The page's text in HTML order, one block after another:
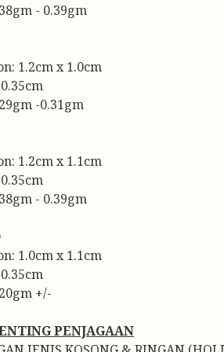
- 0.39gm
1.2cm x 1.0cm
-0.31gm
1.2cm x 1.1cm
- 0.39gm
1.0cm x 1.1cm
+/-
PENJAGAAN